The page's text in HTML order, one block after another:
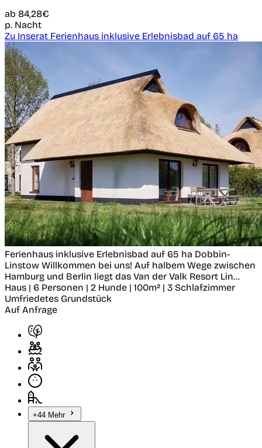
ab 84,28€
p. Nacht
Zu Inserat Ferienhaus inklusive Erlebnisbad auf 65 ha
Ferienhaus inklusive Erlebnisbad auf 65 ha Dobbin-
Linstow Willkommen bei uns! Auf halbem Wege zwischen
Hamburg und Berlin liegt das Van der Valk Resort Lin...
Haus | 6 Personen | 2 Hunde | 100m² | 3 Schlafzimmer
Umfriedetes Grundstück
Auf Anfrage
+44 Mehr